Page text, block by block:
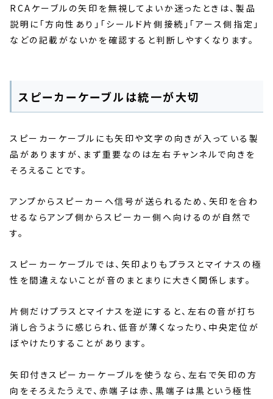
RCAケーブルの矢印を無視してよいか迷ったときは、製品
説明に「方向性あり」「シールド片側接続」「アース側指定」
などの記載がないかを確認すると判断しやすくなります。
スピーカーケーブルは統一が大切
スピーカーケーブルにも矢印や文字の向きが入っている製
品がありますが、まず重要なのは左右チャンネルで向きを
そろえることです。
アンプからスピーカーへ信号が送られるため、矢印を合わ
せるならアンプ側からスピーカー側へ向けるのが自然で
す。
スピーカーケーブルでは、矢印よりもプラスとマイナスの極
性を間違えないことが音のまとまりに大きく関係します。
片側だけプラスとマイナスを逆にすると、左右の音が打ち
消し合うように感じられ、低音が薄くなったり、中央定位が
ぼやけたりすることがあります。
矢印付きスピーカーケーブルを使うなら、左右で矢印の方
向をそろえたうえで、赤端子は赤、黒端子は黒という極性